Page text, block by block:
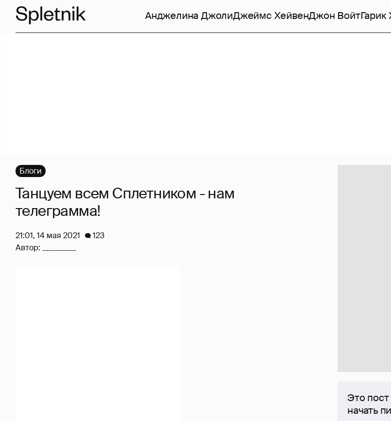
Анджелина ДжолиДжеймс ХейвенДжон ВойтГарик
Это пост
начать
Блоги
Танцуем всем Сплетником - нам
телеграмма!
21:01, 14 мая 2021
123
Автор: